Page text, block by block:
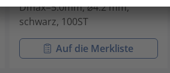
Dmax=5.0mm, ⌀4.2 mm,
schwarz, 100ST
Auf die Merkliste